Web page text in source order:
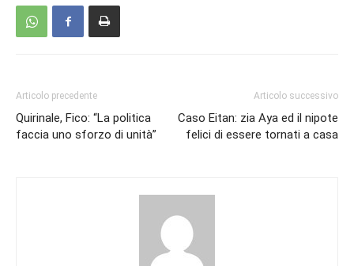
Articolo precedente
Quirinale, Fico: “La politica
faccia uno sforzo di unità”
Articolo successivo
Caso Eitan: zia Aya ed il nipote
felici di essere tornati a casa